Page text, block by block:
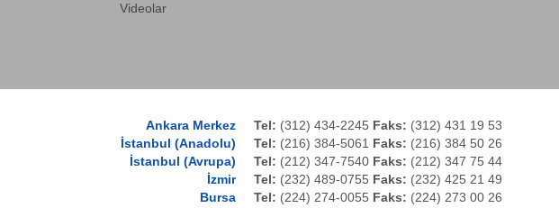
Videolar
Ankara Merkez Tel: (312) 434-2245 Faks: (312) 431 19 53
İstanbul (Anadolu)
Tel: (216) 384-5061 Faks: (216) 384 50 26
İstanbul (Avrupa)
Tel: (212) 347-7540 Faks: (212) 347 75 44
İzmir
Tel: (232) 489-0755 Faks: (232) 425 21 49
Bursa
Tel: (224) 274-0055 Faks: (224) 273 00 26